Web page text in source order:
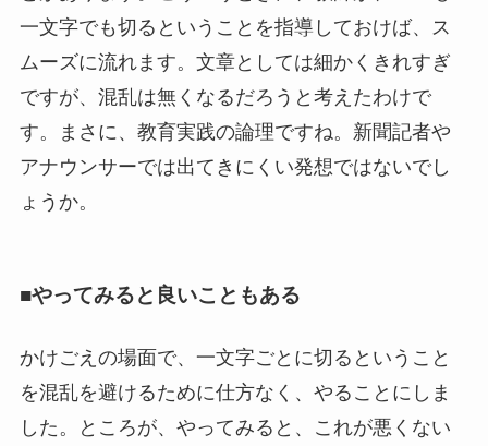
一文字でも切るということを指導しておけば、ス
ムーズに流れます。文章としては細かくきれすぎ
ですが、混乱は無くなるだろうと考えたわけで
す。まさに、教育実践の論理ですね。新聞記者や
アナウンサーでは出てきにくい発想ではないでし
ょうか。
■やってみると良いこともある
かけごえの場面で、一文字ごとに切るということ
を混乱を避けるために仕方なく、やることにしま
した。ところが、やってみると、これが悪くない